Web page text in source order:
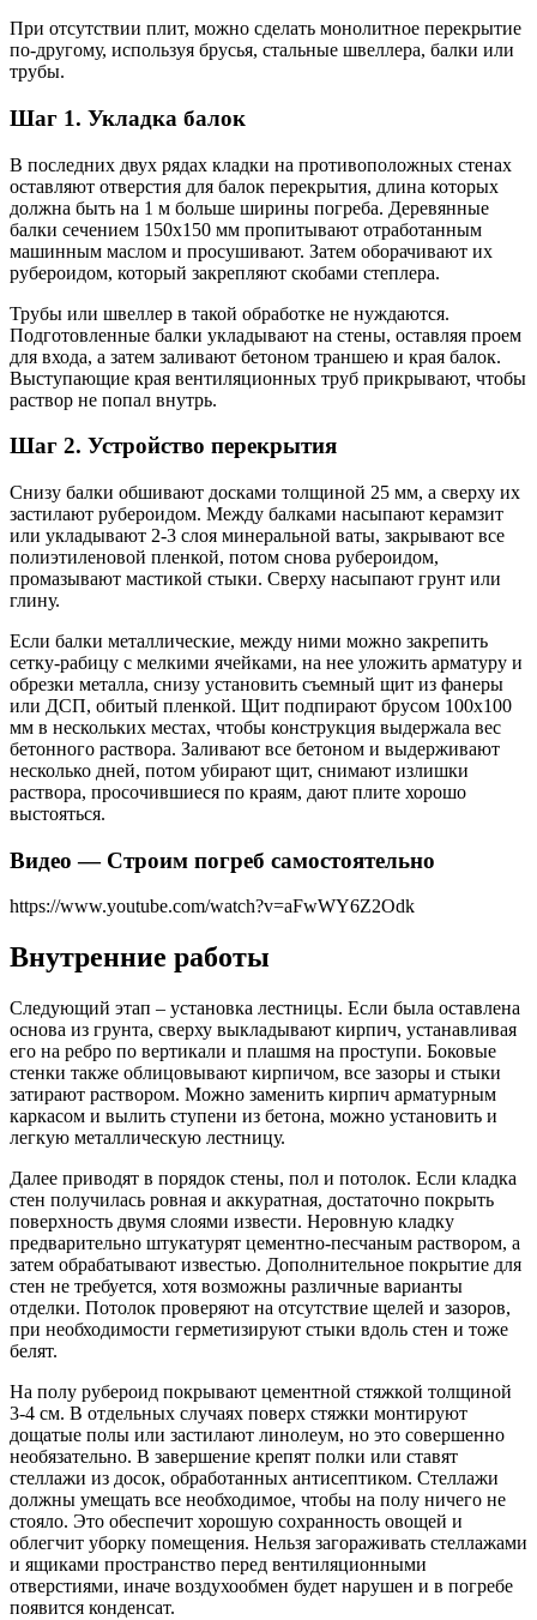
При отсутствии плит, можно сделать монолитное перекрытие
по-другому, используя брусья, стальные швеллера, балки или
трубы.
Шаг 1. Укладка балок
В последних двух рядах кладки на противоположных стенах
оставляют отверстия для балок перекрытия, длина которых
должна быть на 1 м больше ширины погреба. Деревянные
балки сечением 150х150 мм пропитывают отработанным
машинным маслом и просушивают. Затем оборачивают их
рубероидом, который закрепляют скобами степлера.
Трубы или швеллер в такой обработке не нуждаются.
Подготовленные балки укладывают на стены, оставляя проем
для входа, а затем заливают бетоном траншею и края балок.
Выступающие края вентиляционных труб прикрывают, чтобы
раствор не попал внутрь.
Шаг 2. Устройство перекрытия
Снизу балки обшивают досками толщиной 25 мм, а сверху их
застилают рубероидом. Между балками насыпают керамзит
или укладывают 2-3 слоя минеральной ваты, закрывают все
полиэтиленовой пленкой, потом снова рубероидом,
промазывают мастикой стыки. Сверху насыпают грунт или
глину.
Если балки металлические, между ними можно закрепить
сетку-рабицу с мелкими ячейками, на нее уложить арматуру и
обрезки металла, снизу установить съемный щит из фанеры
или ДСП, обитый пленкой. Щит подпирают брусом 100х100
мм в нескольких местах, чтобы конструкция выдержала вес
бетонного раствора. Заливают все бетоном и выдерживают
несколько дней, потом убирают щит, снимают излишки
раствора, просочившиеся по краям, дают плите хорошо
выстояться.
Видео — Строим погреб самостоятельно
https://www.youtube.com/watch?v=aFwWY6Z2Odk
Внутренние работы
Следующий этап – установка лестницы. Если была оставлена
основа из грунта, сверху выкладывают кирпич, устанавливая
его на ребро по вертикали и плашмя на проступи. Боковые
стенки также облицовывают кирпичом, все зазоры и стыки
затирают раствором. Можно заменить кирпич арматурным
каркасом и вылить ступени из бетона, можно установить и
легкую металлическую лестницу.
Далее приводят в порядок стены, пол и потолок. Если кладка
стен получилась ровная и аккуратная, достаточно покрыть
поверхность двумя слоями извести. Неровную кладку
предварительно штукатурят цементно-песчаным раствором, а
затем обрабатывают известью. Дополнительное покрытие для
стен не требуется, хотя возможны различные варианты
отделки. Потолок проверяют на отсутствие щелей и зазоров,
при необходимости герметизируют стыки вдоль стен и тоже
белят.
На полу рубероид покрывают цементной стяжкой толщиной
3-4 см. В отдельных случаях поверх стяжки монтируют
дощатые полы или застилают линолеум, но это совершенно
необязательно. В завершение крепят полки или ставят
стеллажи из досок, обработанных антисептиком. Стеллажи
должны умещать все необходимое, чтобы на полу ничего не
стояло. Это обеспечит хорошую сохранность овощей и
облегчит уборку помещения. Нельзя загораживать стеллажами
и ящиками пространство перед вентиляционными
отверстиями, иначе воздухообмен будет нарушен и в погребе
появится конденсат.